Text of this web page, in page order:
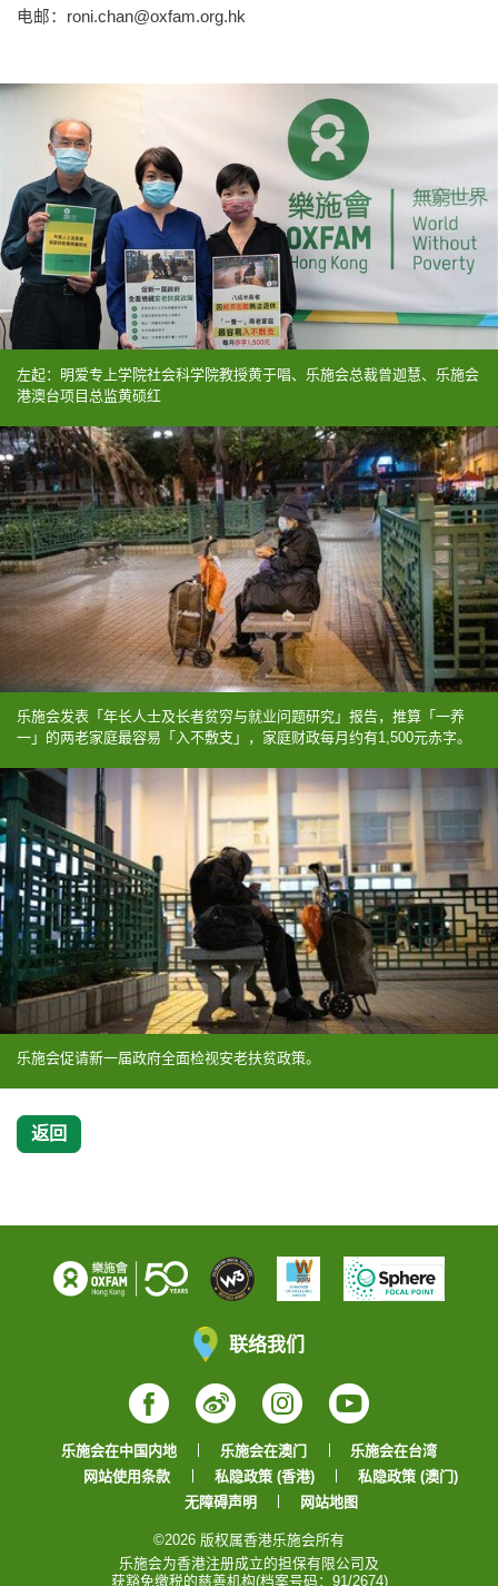
电邮： roni.chan@oxfam.org.hk
左起：明爱专上学院社会科学院教授黄于唱、乐施会总裁曾迦慧、乐施会
港澳台项目总监黄硕红
乐施会发表「年长人士及长者贫穷与就业问题研究」报告，推算「一养
一」的两老家庭最容易「入不敷支」，家庭财政每月约有1,500元赤字。
乐施会促请新一届政府全面检视安老扶贫政策。
返回
联络我们
Facebook
WeiboInstagram
YouTube
乐施会在中国内地 乐施会在澳门
乐施会在台湾
网站使用条款
私隐政策 (香港)
私隐政策 (澳门)
无障碍声明
网站地图
©2026 版权属香港乐施会所有
乐施会为香港注册成立的担保有限公司及
获豁免缴税的慈善机构(档案号码：91/2674)